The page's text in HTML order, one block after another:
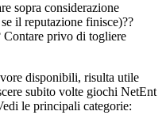
sopra considerazione
il reputazione finisce)??
privo di togliere
disponibili, risulta utile
subito volte giochi NetEnt
le principali categorie: